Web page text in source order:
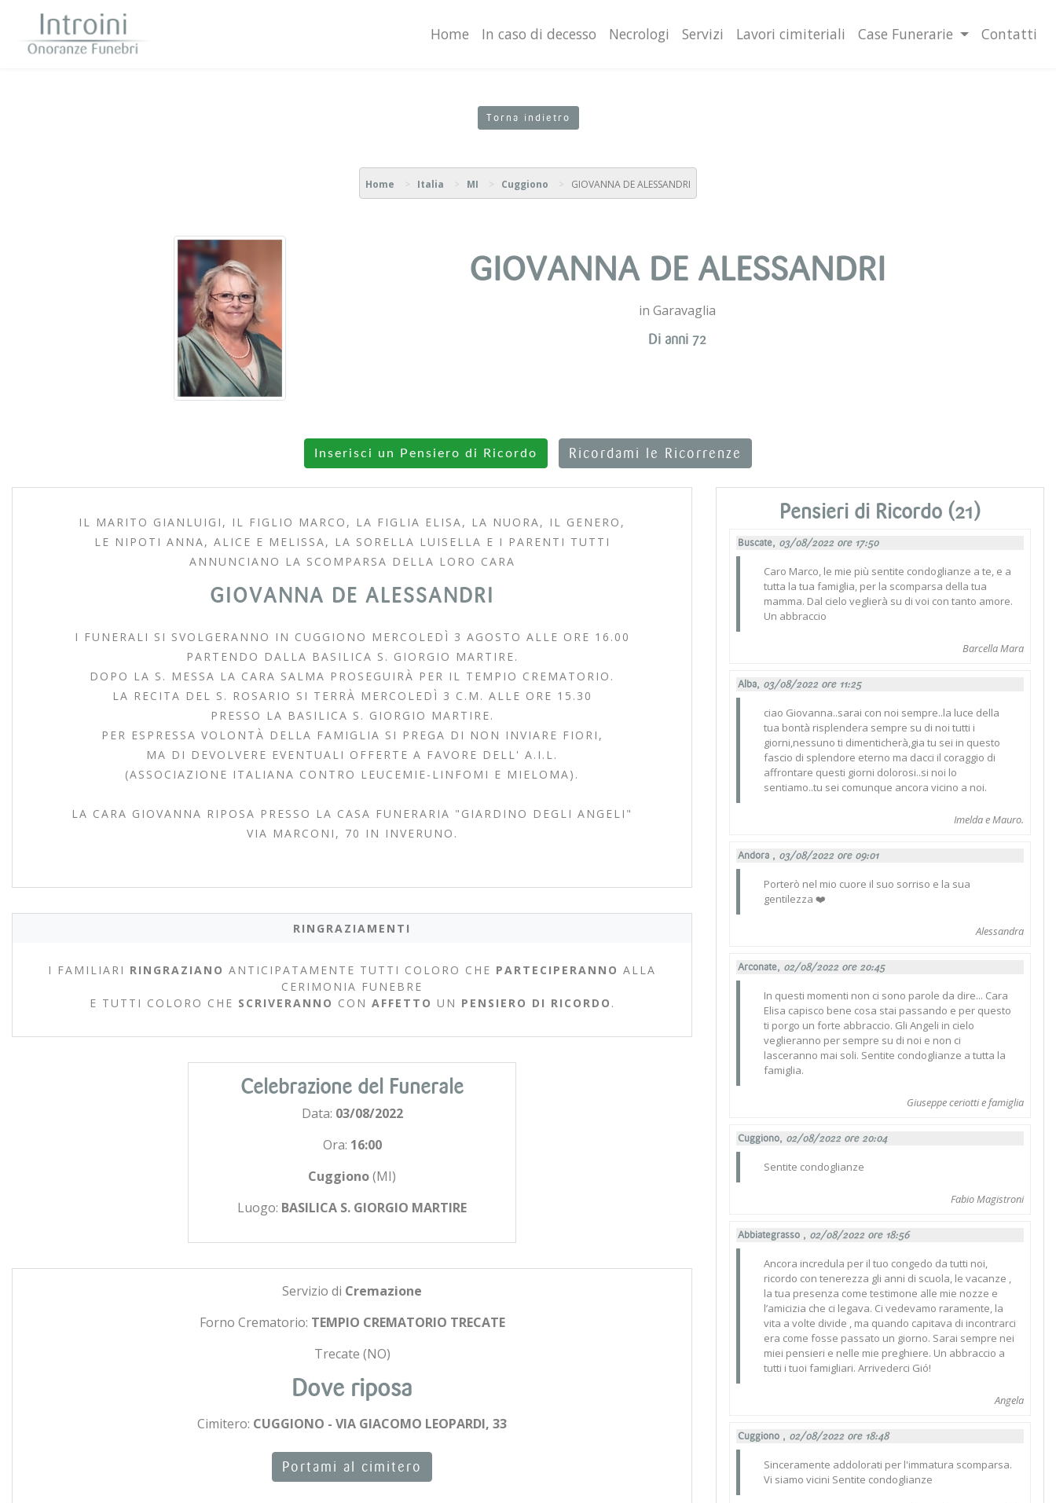
Home In caso di decesso Necrologi Servizi Lavori cimiteriali Case Funerarie Contatti
Torna indietro
Home Italia MI Cuggiono GIOVANNA DE ALESSANDRI
GIOVANNA DE ALESSANDRI
in Garavaglia
Di anni 72
Inserisci un Pensiero di Ricordo Ricordami le Ricorrenze
IL MARITO GIANLUIGI, IL FIGLIO MARCO, LA FIGLIA ELISA, LA NUORA, IL GENERO,
LE NIPOTI ANNA, ALICE E MELISSA, LA SORELLA LUISELLA E I PARENTI TUTTI
ANNUNCIANO LA SCOMPARSA DELLA LORO CARA
GIOVANNA DE ALESSANDRI
I FUNERALI SI SVOLGERANNO IN CUGGIONO MERCOLEDÌ 3 AGOSTO ALLE ORE 16.00
PARTENDO DALLA BASILICA S. GIORGIO MARTIRE.
DOPO LA S. MESSA LA CARA SALMA PROSEGUIRÀ PER IL TEMPIO CREMATORIO.
LA RECITA DEL S. ROSARIO SI TERRÀ MERCOLEDÌ 3 C.M. ALLE ORE 15.30
PRESSO LA BASILICA S. GIORGIO MARTIRE.
PER ESPRESSA VOLONTÀ DELLA FAMIGLIA SI PREGA DI NON INVIARE FIORI,
MA DI DEVOLVERE EVENTUALI OFFERTE A FAVORE DELL' A.I.L.
(ASSOCIAZIONE ITALIANA CONTRO LEUCEMIE-LINFOMI E MIELOMA).
LA CARA GIOVANNA RIPOSA PRESSO LA CASA FUNERARIA "GIARDINO DEGLI ANGELI"
VIA MARCONI, 70 IN INVERUNO.
RINGRAZIAMENTI
I FAMILIARI RINGRAZIANO ANTICIPATAMENTE TUTTI COLORO CHE PARTECIPERANNO ALLA
CERIMONIA FUNEBRE
E TUTTI COLORO CHE SCRIVERANNO CON AFFETTO UN PENSIERO DI RICORDO .
Celebrazione del Funerale
Data: 03/08/2022
Ora: 16:00
Cuggiono(MI)
Luogo: BASILICA S. GIORGIO MARTIRE
Servizio di Cremazione
Forno Crematorio: TEMPIO CREMATORIO TRECATE
Trecate (NO)
Dove riposa
Cimitero: CUGGIONO - VIA GIACOMO LEOPARDI, 33
Portami al cimitero
Pensieri di Ricordo (21)
Buscate, 03/08/2022 ore 17:50
Caro Marco, le mie più sentite condoglianze a te, e a
tutta la tua famiglia, per la scomparsa della tua
mamma. Dal cielo veglierà su di voi con tanto amore.
Un abbraccio
Barcella Mara
Alba, 03/08/2022 ore 11:25
ciao Giovanna..sarai con noi sempre..la luce della
tua bontà risplendera sempre su di noi tutti i
giorni,nessuno ti dimenticherà,gia tu sei in questo
fascio di splendore eterno ma dacci il coraggio di
affrontare questi giorni dolorosi..si noi lo
sentiamo..tu sei comunque ancora vicino a noi.
Imelda e Mauro.
Andora , 03/08/2022 ore 09:01
Porterò nel mio cuore il suo sorriso e la sua
gentilezza ❤️
Alessandra
Arconate, 02/08/2022 ore 20:45
In questi momenti non ci sono parole da dire... Cara
Elisa capisco bene cosa stai passando e per questo
ti porgo un forte abbraccio. Gli Angeli in cielo
veglieranno per sempre su di noi e non ci
lasceranno mai soli. Sentite condoglianze a tutta la
famiglia.
Giuseppe ceriotti e famiglia
Cuggiono, 02/08/2022 ore 20:04
Sentite condoglianze
Fabio Magistroni
Abbiategrasso , 02/08/2022 ore 18:56
Ancora incredula per il tuo congedo da tutti noi,
ricordo con tenerezza gli anni di scuola, le vacanze ,
la tua presenza come testimone alle mie nozze e
l’amicizia che ci legava. Ci vedevamo raramente, la
vita a volte divide , ma quando capitava di incontrarci
era come fosse passato un giorno. Sarai sempre nei
miei pensieri e nelle mie preghiere. Un abbraccio a
tutti i tuoi famigliari. Arrivederci Gió!
Angela
Cuggiono , 02/08/2022 ore 18:48
Sinceramente addolorati per l'immatura scomparsa.
Vi siamo vicini Sentite condoglianze
Questo sito o gli strumenti terzi da questo utilizzati si avvalgono di cookie necessari al funzionamento ed utili alle finalità illustrate nella cookie policy. Chiudendo questo banner,
scorrendo questa pagina, cliccando su un link o proseguendo la navigazione in altra maniera, acconsenti all’uso dei cookie. Ulteriori informazioni OK